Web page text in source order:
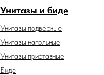
Унитазы и биде
Унитазы подвесные
Унитазы напольные
Унитазы приставные
Биде